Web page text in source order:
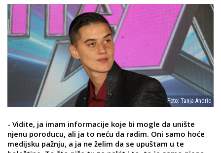
Foto: Tanja Andric
- Vidite, ja imam informacije koje bi mogle da unište
njenu poroducu, ali ja to neću da radim. Oni samo hoće
medijsku pažnju, a ja ne želim da se upuštam u te